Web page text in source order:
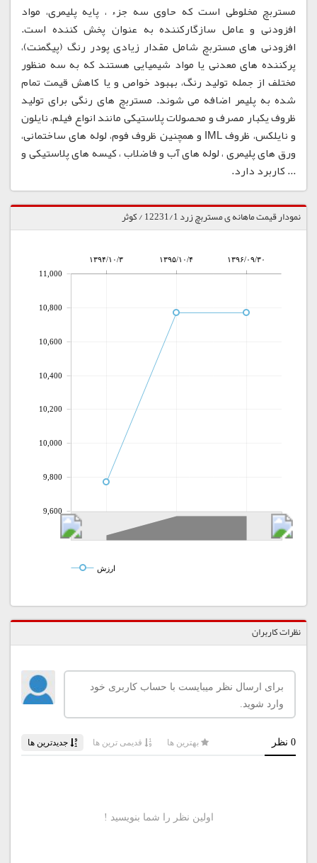
مستربچ مخلوطی است که حاوی سه جزء ، پایه پلیمری، مواد
افزودنی و عامل سازگارکننده به عنوان پخش کننده است.
افزودنی های مستربچ شامل مقدار زیادی پودر رنگ (پیگمنت)،
پرکننده های معدنی یا مواد شیمیایی هستند که به سه منظور
مختلف از جمله تولید رنگ، بهبود خواص و یا کاهش قیمت تمام
شده به پلیمر اضافه می شوند. مستربچ های رنگی برای تولید
ظروف یکبار مصرف و محصولات پلاستیکی مانند انواع فیلم، نایلون
و نایلکس، ظروف IML و همچنین ظروف فوم، لوله های ساختمانی،
ورق های پلیمری ، لوله های آب و فاضلاب ، کیسه های پلاستیکی و
... کاربرد دارد.
نمودار قیمت ماهانه ی مستربچ زرد 12231/1 / کوثر
۱۳۹۴/۱۰/۳ ۱۳۹۵/۱۰/۴ ۱۳۹۶/۰۹/۳۰
9,600
9,800
10,000
10,200
10,400
10,600
10,800
11,000
ارزش
نظرات کاربران